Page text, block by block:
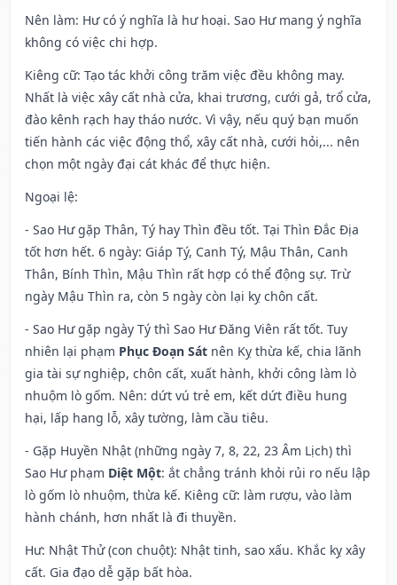
Nên làm: Hư có ý nghĩa là hư hoại. Sao Hư mang ý nghĩa
không có việc chi hợp.
Kiêng cữ: Tạo tác khởi công trăm việc đều không may.
Nhất là việc xây cất nhà cửa, khai trương, cưới gả, trổ cửa,
đào kênh rạch hay tháo nước. Vì vậy, nếu quý bạn muốn
tiến hành các việc động thổ, xây cất nhà, cưới hỏi,... nên
chọn một ngày đại cát khác để thực hiện.
Ngoại lệ:
- Sao Hư gặp Thân, Tý hay Thìn đều tốt. Tại Thìn Đắc Địa
tốt hơn hết. 6 ngày: Giáp Tý, Canh Tý, Mậu Thân, Canh
Thân, Bính Thìn, Mậu Thìn rất hợp có thể động sự. Trừ
ngày Mậu Thìn ra, còn 5 ngày còn lại kỵ chôn cất.
- Sao Hư gặp ngày Tý thì Sao Hư Đăng Viên rất tốt. Tuy
nhiên lại phạm Phục Đoạn Sát nên Kỵ thừa kế, chia lãnh
gia tài sự nghiệp, chôn cất, xuất hành, khởi công làm lò
nhuộm lò gốm. Nên: dứt vú trẻ em, kết dứt điều hung
hại, lấp hang lỗ, xây tường, làm cầu tiêu.
- Gặp Huyền Nhật (những ngày 7, 8, 22, 23 Âm Lịch) thì
Sao Hư phạm Diệt Một: ắt chẳng tránh khỏi rủi ro nếu lập
lò gốm lò nhuộm, thừa kế. Kiêng cữ: làm rượu, vào làm
hành chánh, hơn nhất là đi thuyền.
Hư: Nhật Thử (con chuột): Nhật tinh, sao xấu. Khắc kỵ xây
cất. Gia đạo dễ gặp bất hòa.